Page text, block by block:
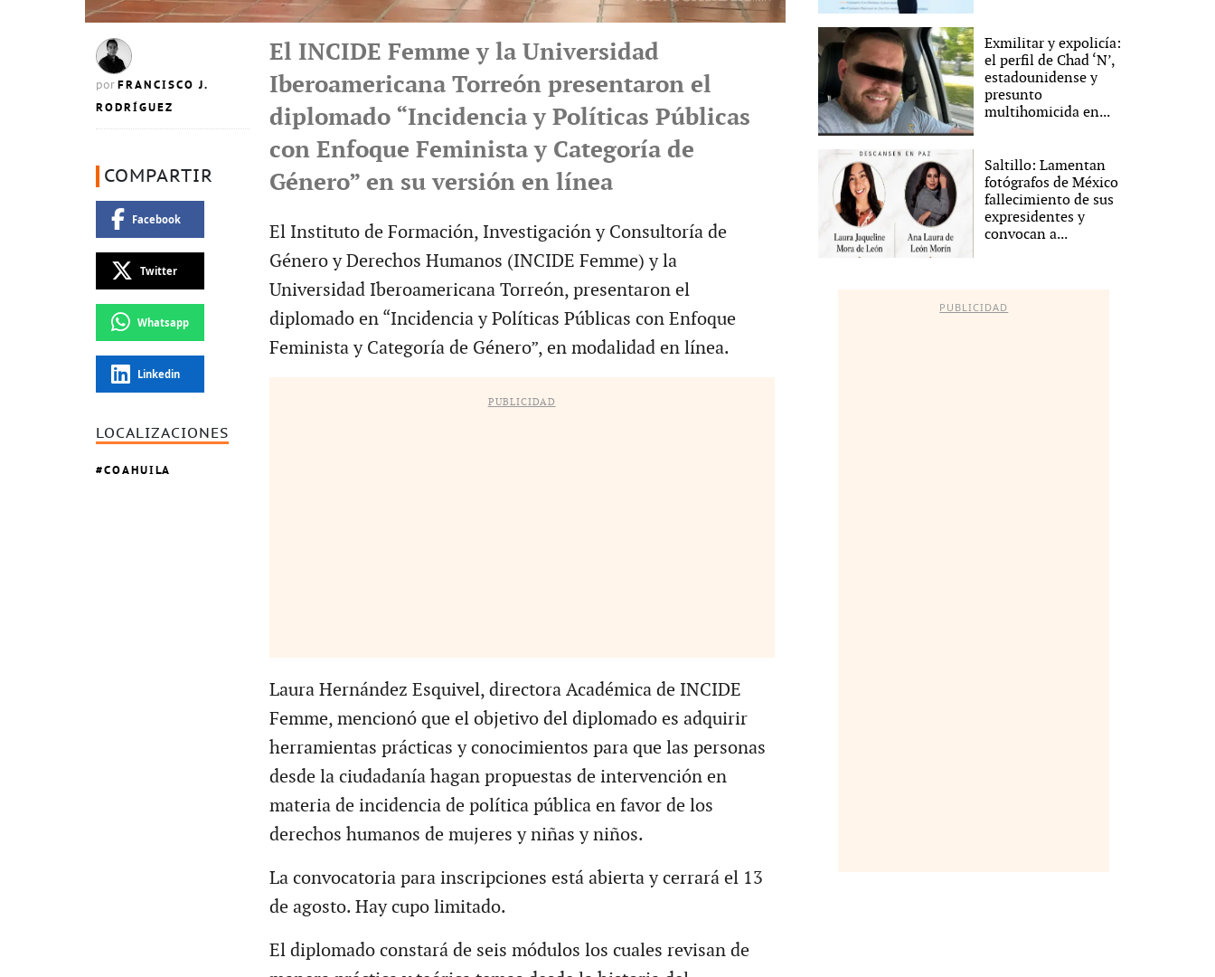
por FRANCISCO J.
RODRÍGUEZ
COMPARTIR
Facebook
Twitter
Whatsapp
Linkedin
LOCALIZACIONES
COAHUILA
El INCIDE Femme y la Universidad
Iberoamericana Torreón presentaron el
diplomado “Incidencia y Políticas Públicas
con Enfoque Feminista y Categoría de
Género” en su versión en línea
El Instituto de Formación, Investigación y Consultoría de
Género y Derechos Humanos (INCIDE Femme) y la
Universidad Iberoamericana Torreón, presentaron el
diplomado en “Incidencia y Políticas Públicas con Enfoque
Feminista y Categoría de Género”, en modalidad en línea.
PUBLICIDAD
Laura Hernández Esquivel, directora Académica de INCIDE
Femme, mencionó que el objetivo del diplomado es adquirir
herramientas prácticas y conocimientos para que las personas
desde la ciudadanía hagan propuestas de intervención en
materia de incidencia de política pública en favor de los
derechos humanos de mujeres y niñas y niños.
La convocatoria para inscripciones está abierta y cerrará el 13
de agosto. Hay cupo limitado.
El diplomado constará de seis módulos los cuales revisan de
Exmilitar y expolicía:
el perfil de Chad ‘N’,
estadounidense y
presunto
multihomicida en...
Saltillo: Lamentan
fotógrafos de México
fallecimiento de sus
expresidentes y
convocan a...
PUBLICIDAD